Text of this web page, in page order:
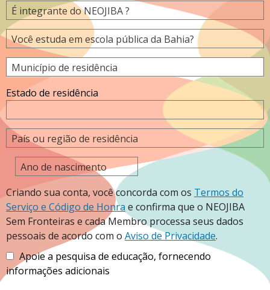
É integrante do NEOJIBA ?
Você estuda em escola pública da Bahia?
Município de residência
Estado de residência
País ou região de residência
Ano de nascimento
Criando sua conta, você concorda com os Termos do
Serviço e Código de Honra e confirma que o NEOJIBA
Sem Fronteiras e cada Membro processa seus dados
pessoais de acordo com o Aviso de Privacidade.
Apoie a pesquisa de educação, fornecendo
informações adicionais